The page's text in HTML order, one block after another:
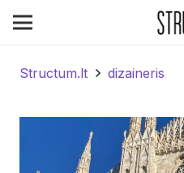
Structum.lt dizaineris